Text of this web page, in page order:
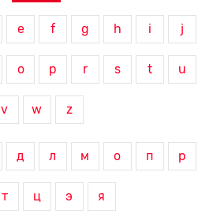
e f g h i j
o p r s t u
v w z
д л м о п р
т ц э я